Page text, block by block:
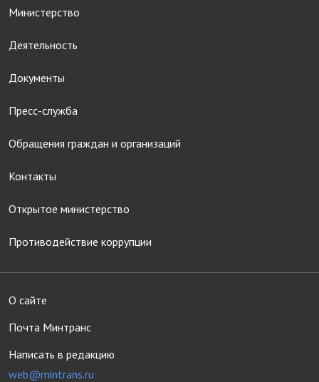
Министерство
Деятельность
Документы
Пресс-служба
Обращения граждан и организаций
Контакты
Открытое министерство
Противодействие коррупции
О сайте
Почта Минтранс
Написать в редакцию
web@mintrans.ru